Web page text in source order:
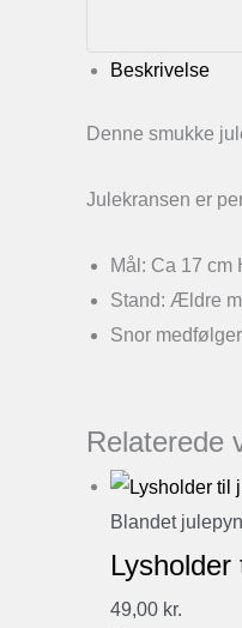
Beskrivelse
Denne smukke
Julekransen er
Mål: Ca 17 cm
Stand: Ældre
Snor medfølger
Relaterede
Blandet
49,00 kr.